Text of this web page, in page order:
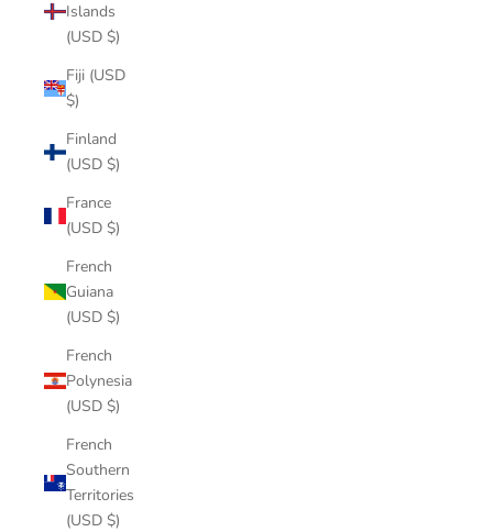
Islands
(USD $)
Fiji (USD
$)
Finland
(USD $)
France
(USD $)
French
Guiana
(USD $)
French
Polynesia
(USD $)
French
Southern
Territories
(USD $)